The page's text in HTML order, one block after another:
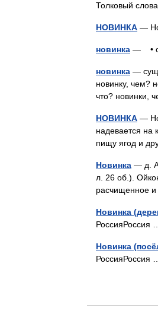
Толковый
НОВИНКА —
новинка — •
новинка —
новинку, чем?
что? новинки,
НОВИНКА —
надевается
пищу ягод и
Новинка — д.
л. 26 об.).
расчищенное
Новинка
РоссияРоссия
Новинка
РоссияРоссия